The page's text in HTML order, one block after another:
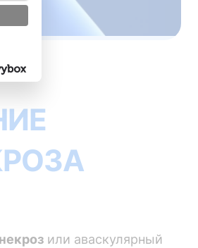
или аваскулярный